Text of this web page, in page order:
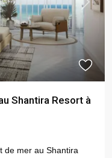
Next
Shantira Resort à
de mer au Shantira